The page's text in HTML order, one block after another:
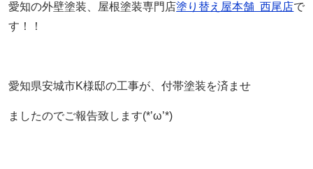
愛知の外壁塗装、屋根塗装専門店塗り替え屋本舗 西尾店で
す！！
愛知県安城市K様邸の工事が、付帯塗装を済ませ
ましたのでご報告致します(*’ω’*)